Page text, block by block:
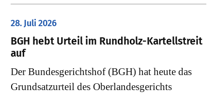
28. Juli 2026
​BGH hebt Urteil im Rundholz-Kartellstreit
auf
Der Bundesgerichtshof (BGH) hat heute das
Grundsatzurteil des Oberlandesgerichts